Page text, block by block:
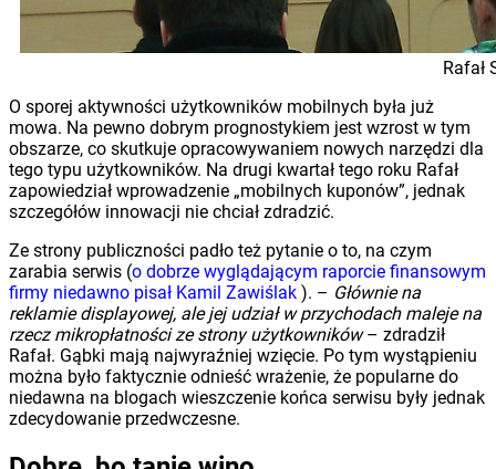
Rafał
O sporej aktywności użytkowników mobilnych była już
mowa. Na pewno dobrym prognostykiem jest wzrost w tym
obszarze, co skutkuje opracowywaniem nowych narzędzi dla
tego typu użytkowników. Na drugi kwartał tego roku Rafał
zapowiedział wprowadzenie „mobilnych kuponów”, jednak
szczegółów innowacji nie chciał zdradzić.
Ze strony publiczności padło też pytanie o to, na czym
zarabia serwis (o dobrze wyglądającym raporcie finansowym
firmy niedawno pisał Kamil Zawiślak ). – Głównie na
reklamie displayowej, ale jej udział w przychodach maleje na
rzecz mikropłatności ze strony użytkowników– zdradził
Rafał. Gąbki mają najwyraźniej wzięcie. Po tym wystąpieniu
można było faktycznie odnieść wrażenie, że popularne do
niedawna na blogach wieszczenie końca serwisu były jednak
zdecydowanie przedwczesne.